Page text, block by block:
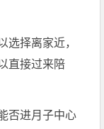
选择离家近，
直接过来陪
否进月子中心